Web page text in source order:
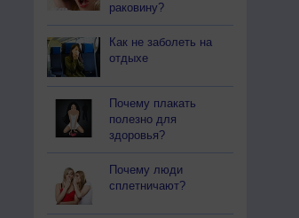
раковину?
Как не заболеть на
отдыхе
Почему плакать
полезно для
здоровья?
Почему люди
сплетничают?